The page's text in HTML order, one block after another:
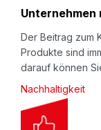
Längsrichtung
runden bzw.
oder
Transport
Ausführung
längs mit einer
Unternehmen
Der Beitrag zum
Produkte sind
darauf können
Nachhaltigkeit